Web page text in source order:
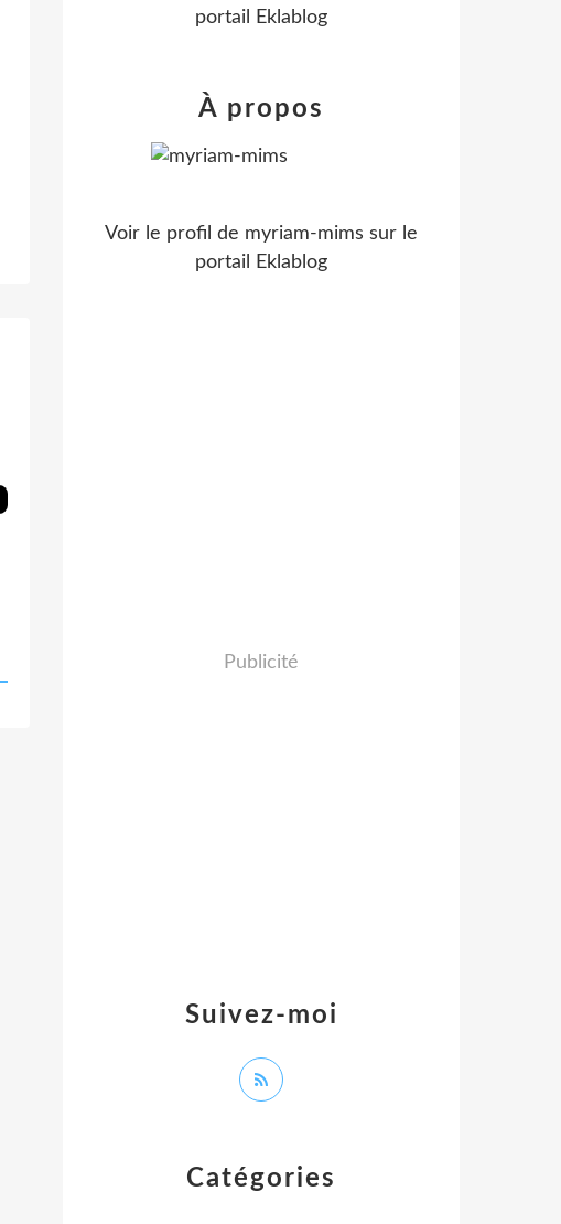
Catégories
portail Eklablog
Suivez-moi
À propos
Voir le profil de myriam-mims sur le
portail Eklablog
Publicité